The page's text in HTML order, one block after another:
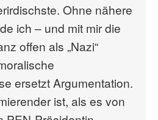
Ohne nähere
ich – und mit mir die
offen als „Nazi“
ersetzt Argumentation.
ist, als es von